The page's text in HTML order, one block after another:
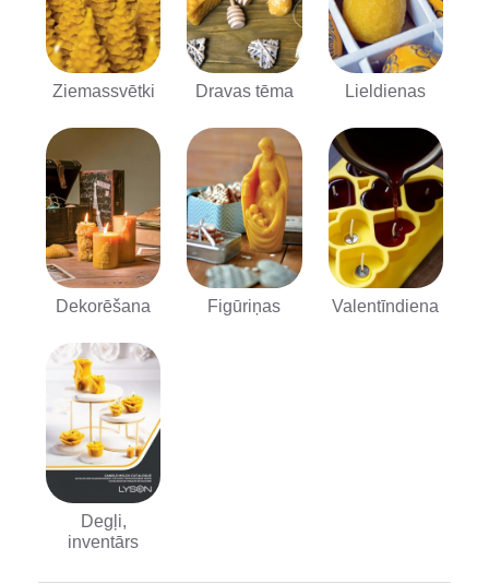
Ziemassvētki Dravas tēma Lieldienas
Dekorēšana Figūriņas Valentīndiena
Degļi,
inventārs